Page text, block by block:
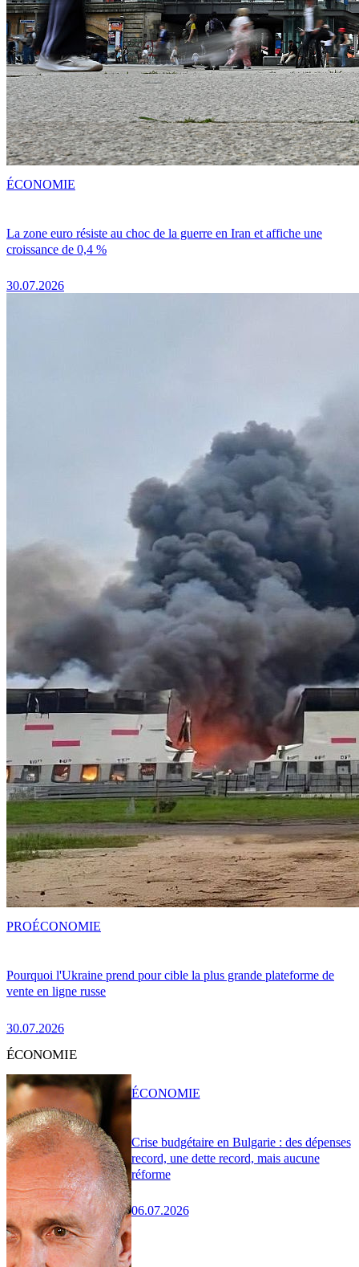
La zone euro résiste au choc de la guerre en Iran et affiche une
croissance de 0,4 %
30.07.2026
ÉCONOMIE
Pourquoi l'Ukraine prend pour cible la plus grande plateforme de
vente en ligne russe
30.07.2026
PROÉCONOMIE
ÉCONOMIE
Crise budgétaire en Bulgarie : des dépenses
record, une dette record, mais aucune
réforme
06.07.2026
ÉCONOMIE